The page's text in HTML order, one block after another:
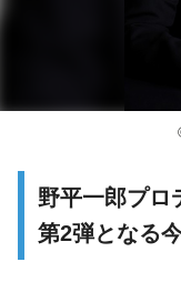
野平一郎プロ
第2弾となる